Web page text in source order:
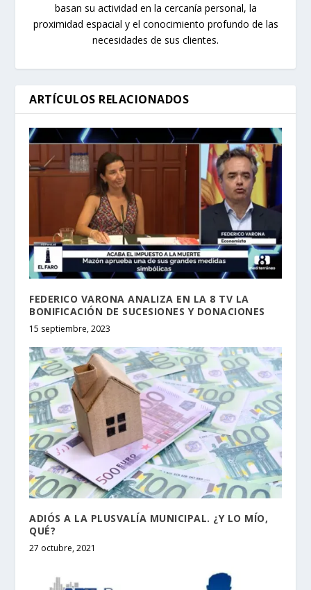
basan su actividad en la cercanía personal, la
proximidad espacial y el conocimiento profundo de las
necesidades de sus clientes.
ARTÍCULOS RELACIONADOS
FEDERICO VARONA ANALIZA EN LA 8 TV LA
BONIFICACIÓN DE SUCESIONES Y DONACIONES
15 septiembre, 2023
ADIÓS A LA PLUSVALÍA MUNICIPAL. ¿Y LO MÍO,
QUÉ?
27 octubre, 2021